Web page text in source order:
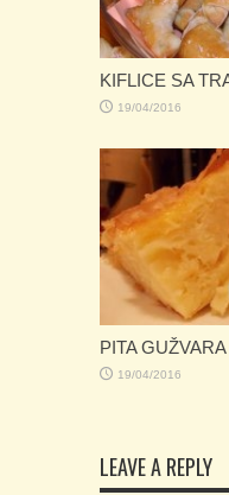
KIFLICE SA
19/04/2016
PITA
19/04/2016
LEAVE A REPLY